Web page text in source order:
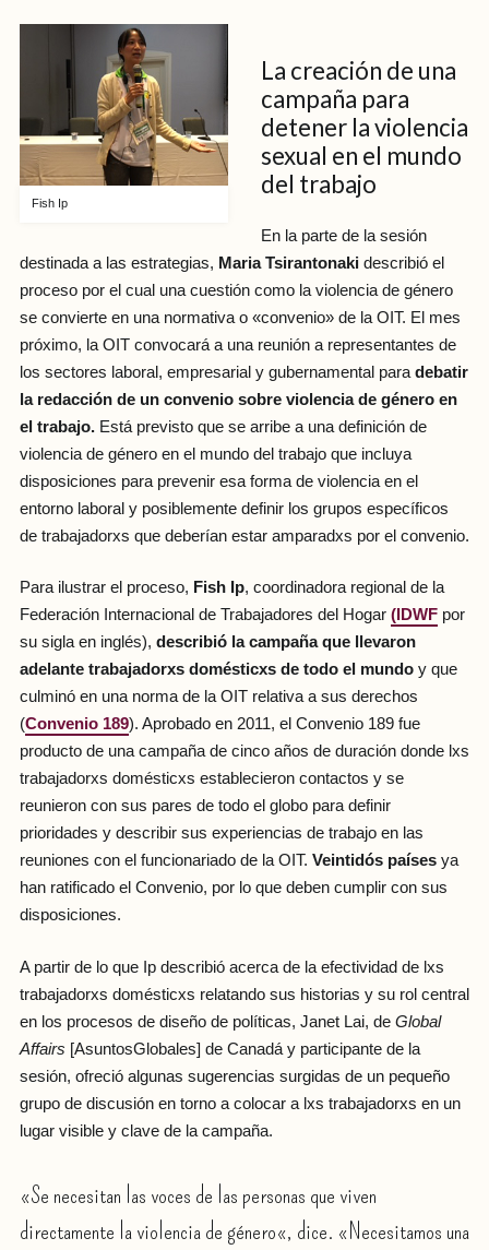
Fish Ip
La creación de una
campaña para
detener la violencia
sexual en el mundo
del trabajo
En la parte de la sesión
destinada a las estrategias, Maria Tsirantonaki describió el
proceso por el cual una cuestión como la violencia de género
se convierte en una normativa o «convenio» de la OIT. El mes
próximo, la OIT convocará a una reunión a representantes de
los sectores laboral, empresarial y gubernamental para debatir
la redacción de un convenio sobre violencia de género en
el trabajo.Está previsto que se arribe a una definición de
violencia de género en el mundo del trabajo que incluya
disposiciones para prevenir esa forma de violencia en el
entorno laboral y posiblemente definir los grupos específicos
de trabajadorxs que deberían estar amparadxs por el convenio.
Para ilustrar el proceso, Fish Ip, coordinadora regional de la
Federación Internacional de Trabajadores del Hogar (IDWFpor
su sigla en inglés), describió la campaña que llevaron
adelante trabajadorxs domésticxs de todo el mundoy que
culminó en una norma de la OIT relativa a sus derechos
(Convenio 189). Aprobado en 2011, el Convenio 189 fue
producto de una campaña de cinco años de duración donde lxs
trabajadorxs domésticxs establecieron contactos y se
reunieron con sus pares de todo el globo para definir
prioridades y describir sus experiencias de trabajo en las
reuniones con el funcionariado de la OIT. Veintidós paísesya
han ratificado el Convenio, por lo que deben cumplir con sus
disposiciones.
A partir de lo que Ip describió acerca de la efectividad de lxs
trabajadorxs domésticxs relatando sus historias y su rol central
en los procesos de diseño de políticas, Janet Lai, de Global
Affairs [AsuntosGlobales] de Canadá y participante de la
sesión, ofreció algunas sugerencias surgidas de un pequeño
grupo de discusión en torno a colocar a lxs trabajadorxs en un
lugar visible y clave de la campaña.
«Se necesitan las voces de las personas que viven
directamente la violencia de género«, dice. «Necesitamos una